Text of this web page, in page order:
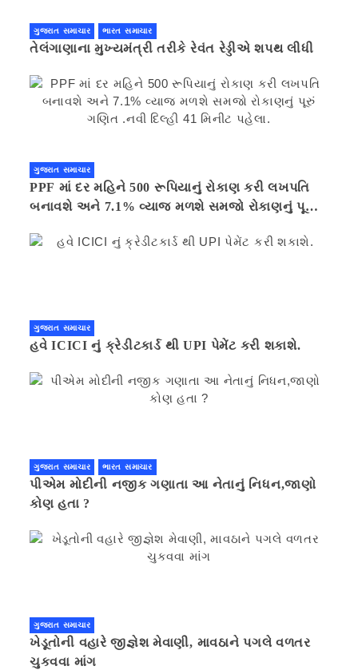
ગુજરાત સમાચાર ભારત સમાચાર
તેલંગાણાના મુખ્યમંત્રી તરીકે રેવંત રેડ્ડીએ શપથ લીધી
ગુજરાત સમાચાર
PPF માં દર મહિને 500 રૂપિયાનું રોકાણ કરી લખપતિ
બનાવશે અને 7.1% વ્યાજ મળશે સમજો રોકાણનું પૂરું
ગુજરાત સમાચાર
હવે ICICI નું ક્રેડીટકાર્ડ થી UPI પેમેંટ કરી શકાશે.
ગુજરાત સમાચાર ભારત સમાચાર
પીએમ મોદીની નજીક ગણાતા આ નેતાનું નિધન,જાણો
કોણ હતા ?
ગુજરાત સમાચાર
ખેડૂતોની વહારે જીજ્ઞેશ મેવાણી, માવઠાને પગલે વળતર
ચુકવવા માંગ